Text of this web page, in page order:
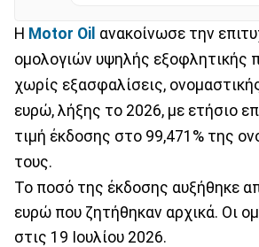
Η Motor Oil ανακοίνωσε την
ομολογιών υψηλής εξοφλητικής
χωρίς εξασφαλίσεις,
ευρώ, λήξης το 2026, με ετήσιο
τιμή έκδοσης στο 99,471% της
τους.
Το ποσό της έκδοσης αυξήθηκε
ευρώ που ζητήθηκαν αρχικά. Οι
στις 19 Ιουλίου 2026.